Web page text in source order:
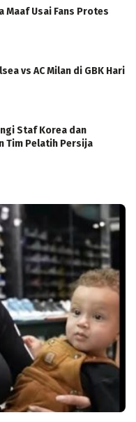
Maaf Usai Fans Protes
vs AC Milan di GBK Hari
Staf Korea dan
Tim Pelatih Persija